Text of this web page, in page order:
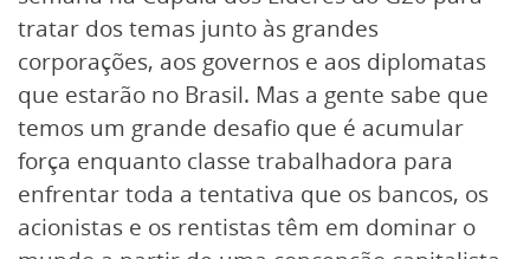
tratar dos temas junto às grandes
corporações, aos governos e aos diplomatas
que estarão no Brasil. Mas a gente sabe que
temos um grande desafio que é acumular
força enquanto classe trabalhadora para
enfrentar toda a tentativa que os bancos, os
acionistas e os rentistas têm em dominar o